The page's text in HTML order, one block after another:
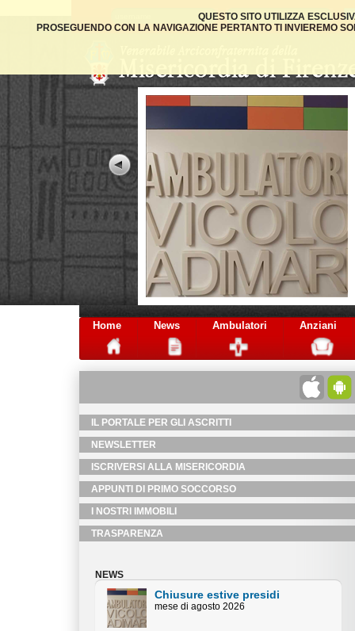
QUESTO SITO UTILIZZA
PROSEGUENDO CON LA NAVIGAZIONE PERTANTO TI INVIEREMO
Home News Ambulatori Anziani
IL PORTALE PER GLI ASCRITTI
NEWSLETTER
ISCRIVERSI ALLA MISERICORDIA
APPUNTI DI PRIMO SOCCORSO
I NOSTRI IMMOBILI
TRASPARENZA
NEWS
Chiusure estive Uffici
Amministativi